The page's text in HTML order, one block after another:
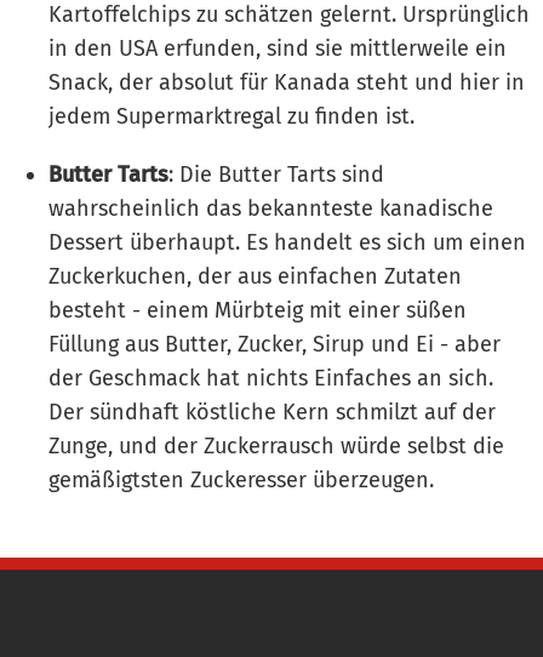
Kartoffelchips zu schätzen gelernt. Ursprünglich
in den USA erfunden, sind sie mittlerweile ein
Snack, der absolut für Kanada steht und hier in
jedem Supermarktregal zu finden ist.
Butter Tarts: Die Butter Tarts sind
wahrscheinlich das bekannteste kanadische
Dessert überhaupt. Es handelt es sich um einen
Zuckerkuchen, der aus einfachen Zutaten
besteht - einem Mürbteig mit einer süßen
Füllung aus Butter, Zucker, Sirup und Ei - aber
der Geschmack hat nichts Einfaches an sich.
Der sündhaft köstliche Kern schmilzt auf der
Zunge, und der Zuckerrausch würde selbst die
gemäßigtsten Zuckeresser überzeugen.